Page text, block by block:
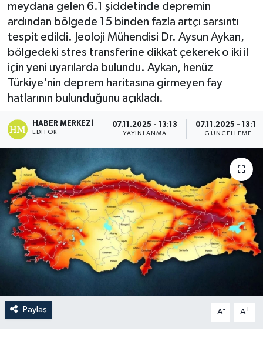
meydana gelen 6.1 şiddetinde depremin
ardından bölgede 15 binden fazla artçı sarsıntı
tespit edildi. Jeoloji Mühendisi Dr. Aysun Aykan,
bölgedeki stres transferine dikkat çekerek o iki il
için yeni uyarılarda bulundu. Aykan, henüz
Türkiye'nin deprem haritasına girmeyen fay
hatlarının bulunduğunu açıkladı.
HABER MERKEZI
EDITÖR
07.11.2025 - 13:13
YAYINLANMA
07.11.2025 - 13:13
GÜNCELLEME
Paylaş A- A+